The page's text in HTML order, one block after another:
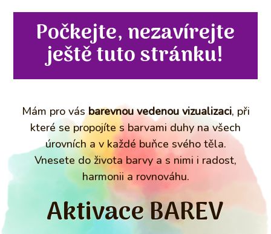
Počkejte, nezavírejte
ještě tuto stránku!
Mám pro vásbarevnou vedenou vizualizaci, při
které se propojíte s barvami duhy na všech
úrovních a v každé buňce svého těla.
Vnesete do života barvy a s nimi i radost,
harmonii a rovnováhu.
Aktivace BAREV